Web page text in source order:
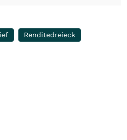
Renditedreieck